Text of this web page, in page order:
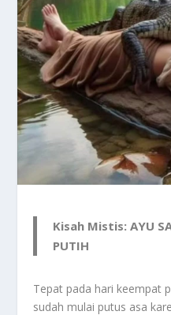
Kisah Mistis: AYU
PUTIH
Tepat pada hari keempat
sudah mulai putus asa